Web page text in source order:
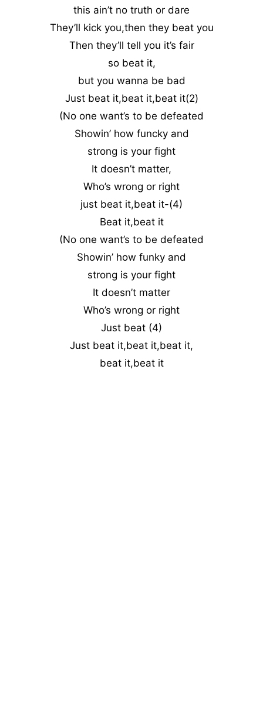
this ain’t no truth or dare
They’ll kick you,then they beat you
Then they’ll tell you it’s fair
so beat it,
but you wanna be bad
Just beat it,beat it,beat it(2)
(No one want’s to be defeated
Showin’ how funcky and
strong is your fight
It doesn’t matter,
Who’s wrong or right
just beat it,beat it-(4)
Beat it,beat it
(No one want’s to be defeated
Showin’ how funky and
strong is your fight
It doesn’t matter
Who’s wrong or right
Just beat (4)
Just beat it,beat it,beat it,
beat it,beat it